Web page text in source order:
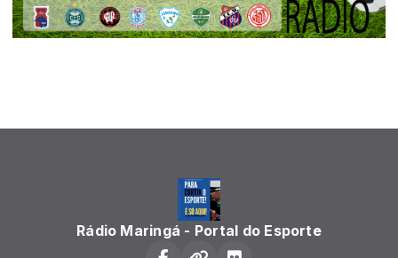
Rádio Maringá - Portal do Esporte